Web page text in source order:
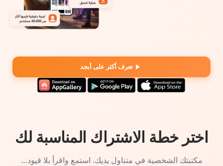
تعرف أكثر على أبجد
اختر خطة الاشتراك المناسبة لك
مكتبتك الشخصية في متناول يديك. استمع واقرأ بلا قيود…